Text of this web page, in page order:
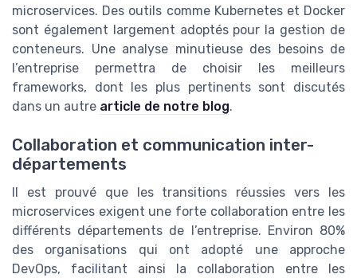
microservices. Des outils comme Kubernetes et Docker
sont également largement adoptés pour la gestion de
conteneurs. Une analyse minutieuse des besoins de
l’entreprise permettra de choisir les meilleurs
frameworks, dont les plus pertinents sont discutés
dans un autre article de notre blog.
Collaboration et communication inter-
départements
Il est prouvé que les transitions réussies vers les
microservices exigent une forte collaboration entre les
différents départements de l’entreprise. Environ 80%
des organisations qui ont adopté une approche
DevOps, facilitant ainsi la collaboration entre les